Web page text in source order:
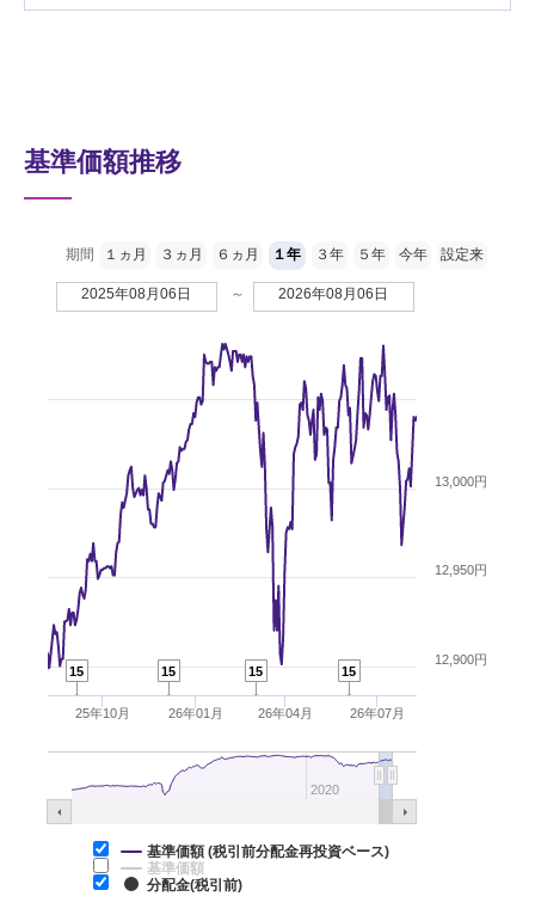
基準価額推移
15
15
15
15
26年01月 26年07月
25年10月 26年04月
2020
12,900円
12,950円
13,000円
期間 １ヵ月 ３ヵ月 ６ヵ月 １年 ３年 ５年 今年 設定来
2025年08月06日 ～ 2026年08月06日
基準価額 (税引前分配金再投資ベース)
基準価額
分配金(税引前)